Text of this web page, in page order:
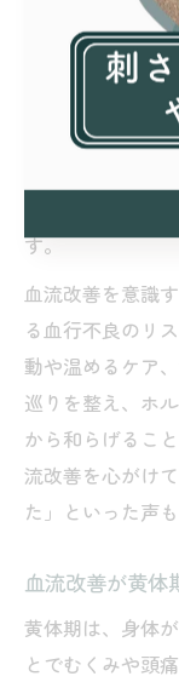
ホルモンバラ
月経周期に伴う
に多様な影響を
ロンが増加し、
るむくみや頭痛
す。
血流改善を意識
る血行不良のリ
動や温めるケア
巡りを整え、ホ
から和らげるこ
流改善を心がけ
た」といった声
血流改善が黄体
黄体期は、身体
とでむくみや頭